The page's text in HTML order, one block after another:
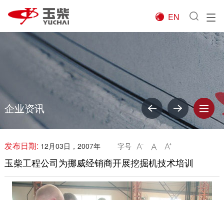

EN
企业资讯
发布日期: 12月03日，2007年 字号   
玉柴工程公司为挪威经销商开展挖掘机技术培训